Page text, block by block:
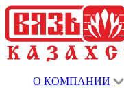
О КОМПАНИИ